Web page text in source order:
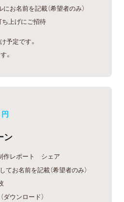
お名前を記載（希望者のみ）
ち上げにご招待
予定です。
。
円
ン
作レポート シェア
てお名前を記載（希望者のみ）
ウンロード）